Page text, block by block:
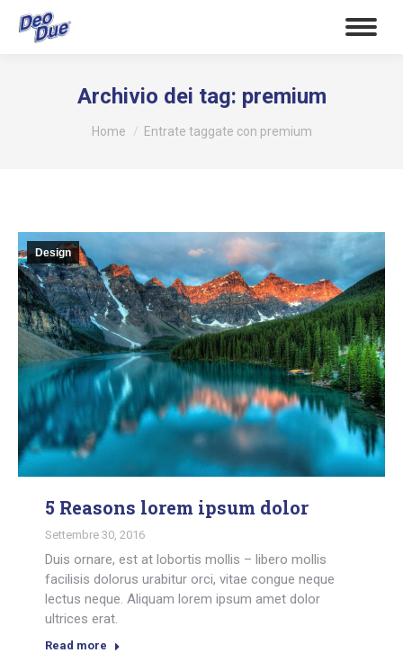
Archivio dei tag: premium
Tu sei qui:
Home Entrate taggate con premium
Design
5 Reasons lorem ipsum dolor
Settembre 30, 2016
Duis ornare, est at lobortis mollis – libero mollis
facilisis dolorus urabitur orci, vitae congue neque
lectus neque. Aliquam lorem ipsum amet dolor
ultrices erat.
Read more